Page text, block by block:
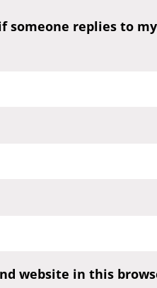
someone replies to
website in this